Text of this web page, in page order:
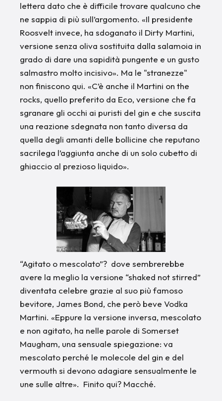
lettera dato che è difficile trovare qualcuno che
ne sappia di più sull’argomento. «Il presidente
Roosvelt invece, ha sdoganato il Dirty Martini,
versione senza oliva sostituita dalla salamoia in
grado di dare una sapidità pungente e un gusto
salmastro molto incisivo». Ma le "stranezze"
non finiscono qui. «C’è anche il Martini on the
rocks, quello preferito da Eco, versione che fa
sgranare gli occhi ai puristi del gin e che suscita
una reazione sdegnata non tanto diversa da
quella degli amanti delle bollicine che reputano
sacrilega l’aggiunta anche di un solo cubetto di
ghiaccio al prezioso liquido».
“Agitato o mescolato”? dove sembrerebbe
avere la meglio la versione “shaked not stirred”
diventata celebre grazie al suo più famoso
bevitore, James Bond, che però beve Vodka
Martini. «Eppure la versione inversa, mescolato
e non agitato, ha nelle parole di Somerset
Maugham, una sensuale spiegazione: va
mescolato perché le molecole del gin e del
vermouth si devono adagiare sensualmente le
une sulle altre». Finito qui? Macché.